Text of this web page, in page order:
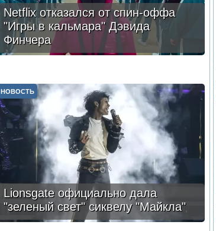
Netflix отказался от спин-оффа
"Игры в кальмара" Дэвида
Финчера
Lionsgate официально дала
"зеленый свет" сиквелу "Майкла"
НОВОСТЬ